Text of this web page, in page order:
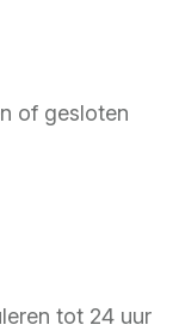
of gesloten
tot 24 uur